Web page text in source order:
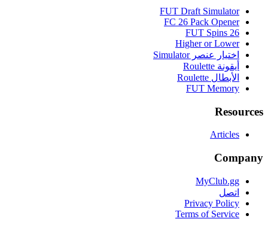
FUT Draft Simulator
FC 26 Pack Opener
FUT Spins 26
Higher or Lower
اختيار عنصر Simulator
أيقونة Roulette
الأبطال Roulette
FUT Memory
Resources
Articles
Company
MyClub.gg
اتصل
Privacy Policy
Terms of Service